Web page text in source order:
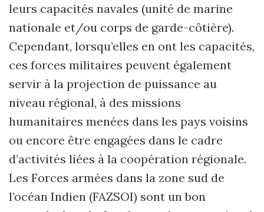
leurs capacités navales (unité de marine
nationale et/ou corps de garde-côtière).
Cependant, lorsqu’elles en ont les capacités,
ces forces militaires peuvent également
servir à la projection de puissance au
niveau régional, à des missions
humanitaires menées dans les pays voisins
ou encore être engagées dans le cadre
d’activités liées à la coopération régionale.
Les Forces armées dans la zone sud de
l’océan Indien (FAZSOI) sont un bon